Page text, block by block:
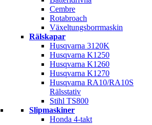
Cembre
Rotabroach
Växeltungsborrmaskin
Rälskapar
Husqvarna 3120K
Husqvarna K1250
Husqvarna K1260
Husqvarna K1270
Husqvarna RA10/RA10S
Rälsstativ
Stihl TS800
Slipmaskiner
Honda 4-takt